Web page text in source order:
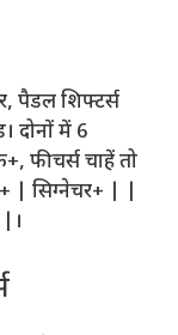
पैडल शिफ्टर्स
दोनों में 6
फीचर्स चाहें तो
| सिग्नेचर+ | |